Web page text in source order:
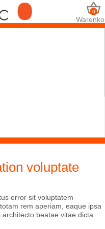
0
voluptate
error sit voluptatem
rem aperiam, eaque ipsa
beatae vitae dicta